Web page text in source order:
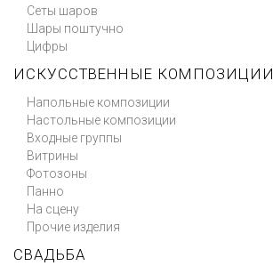
Сеты шаров
Шары поштучно
Цифры
ИСКУССТВЕННЫЕ КОМПОЗИЦИИ
Напольные композиции
Настольные композиции
Входные группы
Витрины
Фотозоны
Панно
На сцену
Прочие изделия
СВАДЬБА